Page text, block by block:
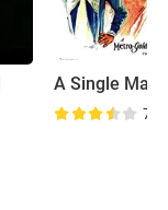
A Single Man
7.2